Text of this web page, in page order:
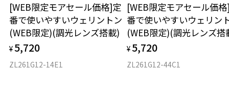
材質
フロント素材：メタル
[WEB限定モアセール価格]定
番で使いやすいウェリントン
(WEB限定)(調光レンズ搭載)
¥ 5,720
ZL261G12-14E1
[WEB限定モアセール価
番で使いやすいウェリン
(WEB限定)(調光レンズ搭
¥ 5,720
ZL261G12-44C1